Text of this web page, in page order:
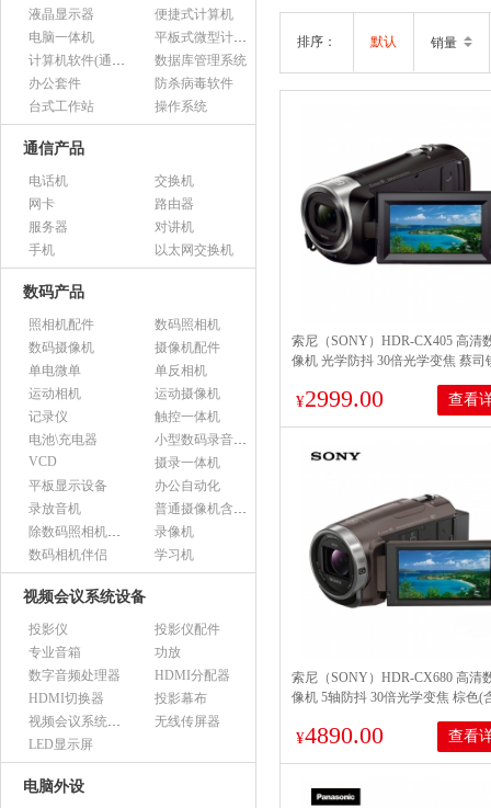
液晶显示器
便捷式计算机
电脑一体机
平板式微型计算机
计算机软件(通用软件)
数据库管理系统
办公套件
防杀病毒软件
台式工作站
操作系统
通信产品
电话机
交换机
网卡
路由器
服务器
对讲机
手机
以太网交换机
数码产品
照相机配件
数码照相机
数码摄像机
摄像机配件
单电微单
单反相机
运动相机
运动摄像机
记录仪
触控一体机
电池\充电器
小型数码录音设备
VCD
摄录一体机
平板显示设备
办公自动化
录放音机
普通摄像机含附件
除数码照相机以外的照相机及器材
录像机
数码相机伴侣
学习机
视频会议系统设备
投影仪
投影仪配件
专业音箱
功放
数字音频处理器
HDMI分配器
HDMI切换器
投影幕布
视频会议系统设备（市采）
无线传屏器
LED显示屏
电脑外设
排序： 默认 销量
索尼（SONY）HDR-CX405 高清
像机 光学防抖 30倍光学变焦 蔡司
¥2999.00 查看
索尼（SONY）HDR-CX680 高清
像机 5轴防抖 30倍光学变焦 棕色(
¥4890.00 查看